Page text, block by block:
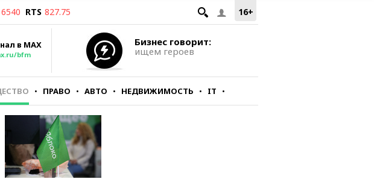
16+
6540 RTS 827.75
в MAX
bfm
Бизнес говорит:
ищем героев
ПРАВО АВТО НЕДВИЖИМОСТЬ IT